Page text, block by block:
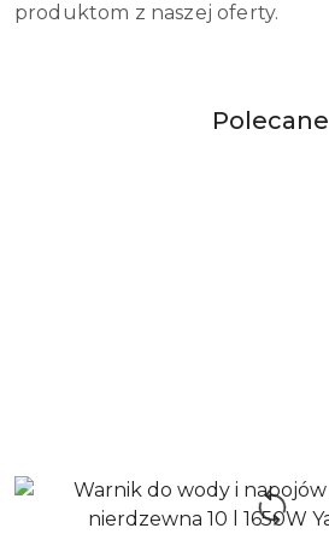
produktom z naszej oferty.
Pomiń karuzelę produktów
Produkty
Polecane